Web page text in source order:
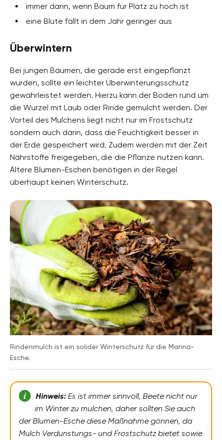
immer dann, wenn Baum für Platz zu hoch ist
eine Blüte fällt in dem Jahr geringer aus
Überwintern
Bei jungen Bäumen, die gerade erst eingepflanzt
wurden, sollte ein leichter Überwinterungsschutz
gewährleistet werden. Hierzu kann der Boden rund um
die Wurzel mit Laub oder Rinde gemulcht werden. Der
Vorteil des Mulchens liegt nicht nur im Frostschutz
sondern auch darin, dass die Feuchtigkeit besser in
der Erde gespeichert wird. Zudem werden mit der Zeit
Nährstoffe freigegeben, die die Pflanze nutzen kann.
Ältere Blumen-Eschen benötigen in der Regel
überhaupt keinen Winterschutz.
Rindenmulch ist ein solider Winterschutz für die Manna-
Esche.
Hinweis:Es ist immer sinnvoll, Beete nicht nur
im Winter zu mulchen, daher sollten Sie auch
der Blumen-Esche diese Maßnahme gönnen, da
Mulch Verdunstungs- und Frostschutz bietet sowie